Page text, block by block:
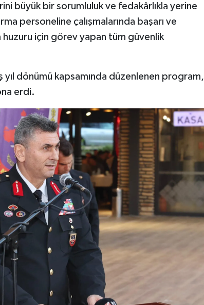
büyük bir sorumluluk ve fedakârlıkla yerine
personeline çalışmalarında başarı ve
için görev yapan tüm güvenlik
yıl dönümü kapsamında düzenlenen program,
erdi.